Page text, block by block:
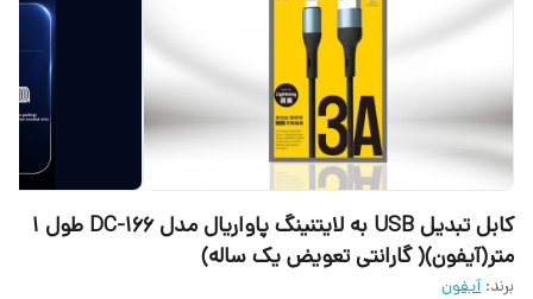
کابل تبدیل USB به لایتنینگ پاواریال مدل DC-166 طول 1
متر(آیفون)( گارانتی تعویض یک ساله)
برند: آیفون